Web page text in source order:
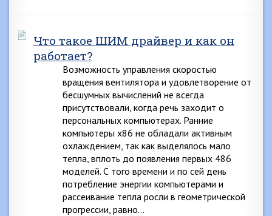
Что такое ШИМ драйвер и как он
работает?
Возможность управления скоростью
вращения вентилятора и удовлетворение от
бесшумных вычислений не всегда
присутствовали, когда речь заходит о
персональных компьютерах. Ранние
компьютеры x86 не обладали активным
охлаждением, так как выделялось мало
тепла, вплоть до появления первых 486
моделей. С того времени и по сей день
потребление энергии компьютерами и
рассеивание тепла росли в геометрической
прогрессии, равно…